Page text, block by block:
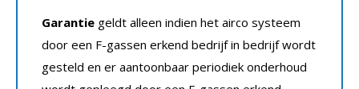
Garantie geldt alleen indien het airco systeem
door een F-gassen erkend bedrijf in bedrijf wordt
gesteld en er aantoonbaar periodiek onderhoud